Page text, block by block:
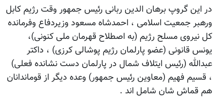
در این گروپ برهان الدین ربانی رئيس جمهور وقت رژیم کابل
ورهبر جمعیت اسلامی ، احمدشاه مسعود وزیردفاع وفرمانده
کل نیروی مسلح رژیم (به اصطلاح قهرمان ملی کنونی)،
یونس قانونی (عضو پارلمان رژیم پوشالی کرزی) ، داکتر
عبدالله (رئيس ایتلاف شمال در پارلمان دست نشانده فعلی)
، قسیم فهیم (معاوین رئيس جمهور) وعده دیگر از قوماندانان
هم قماش شان شامل اند .